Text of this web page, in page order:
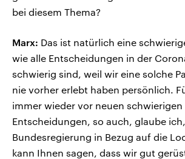
bei diesem Thema?
Marx: Das ist natürlich eine
wie alle Entscheidungen in der
schwierig sind, weil wir eine solche
nie vorher erlebt haben persönlich.
immer wieder vor neuen schwierigen
Entscheidungen, so auch, glaube
Bundesregierung in Bezug auf die
kann Ihnen sagen, dass wir gut